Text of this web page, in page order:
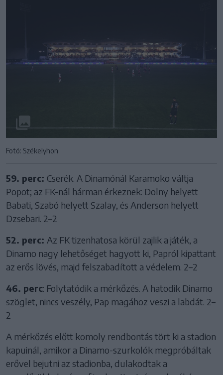
Fotó: Székelyhon
59. perc: Cserék. A Dinamónál Karamoko váltja
Popot; az FK-nál hárman érkeznek: Dolny helyett
Babati, Szabó helyett Szalay, és Anderson helyett
Dzsebari. 2–2
52. perc: Az FK tizenhatosa körül zajlik a játék, a
Dinamo nagy lehetőséget hagyott ki, Papról kipattant
az erős lövés, majd felszabadított a védelem. 2–2
46. perc: Folytatódik a mérkőzés. A hatodik Dinamo
szöglet, nincs veszély, Pap magához veszi a labdát. 2–
2
A mérkőzés előtt komoly rendbontás tört ki a stadion
kapuinál, amikor a Dinamo-szurkolók megpróbáltak
erővel bejutni az stadionba, dulakodtak a